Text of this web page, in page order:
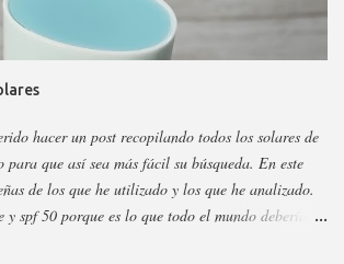
que no están en todas las webs, pero como se suele
amigo. Empecemos: Productos faciales Dermo
Precio: 4 euros. Cantidad: 150 ml.
acuoso para todas las pieles, pero p...
hacer un post recopilando todos los solares de
para que así sea más fácil su búsqueda. En este
de los que he utilizado y los que he analizado.
y spf 50 porque es lo que todo el mundo debería